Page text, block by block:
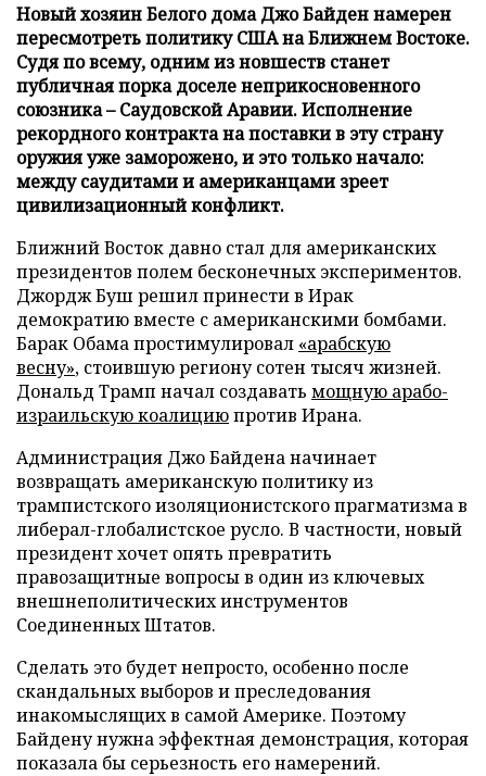
Новый хозяин Белого дома Джо Байден намерен
пересмотреть политику США на Ближнем Востоке.
Судя по всему, одним из новшеств станет
публичная порка доселе неприкосновенного
союзника – Саудовской Аравии. Исполнение
рекордного контракта на поставки в эту страну
оружия уже заморожено, и это только начало:
между саудитами и американцами зреет
цивилизационный конфликт.
Ближний Восток давно стал для американских
президентов полем бесконечных экспериментов.
Джордж Буш решил принести в Ирак
демократию вместе с американскими бомбами.
Барак Обама простимулировал «арабскую
весну», стоившую региону сотен тысяч жизней.
Дональд Трамп начал создавать мощную арабо-
израильскую коалициюпротив Ирана.
Администрация Джо Байдена начинает
возвращать американскую политику из
трампистского изоляционистского прагматизма в
либерал-глобалистское русло. В частности, новый
президент хочет опять превратить
правозащитные вопросы в один из ключевых
внешнеполитических инструментов
Соединенных Штатов.
Сделать это будет непросто, особенно после
скандальных выборов и преследования
инакомыслящих в самой Америке. Поэтому
Байдену нужна эффектная демонстрация, которая
показала бы серьезность его намерений.